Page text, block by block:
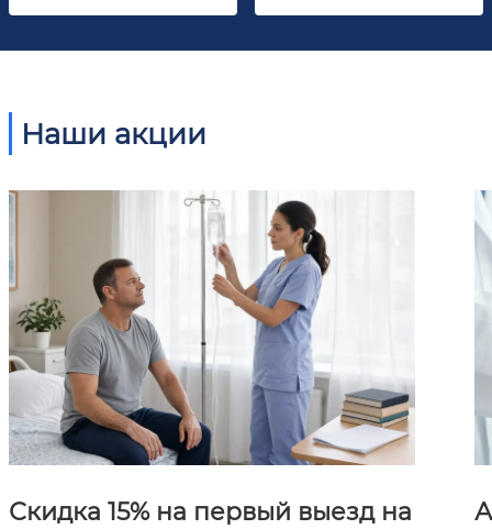
Наши акции
Скидка 15% на первый выезд на